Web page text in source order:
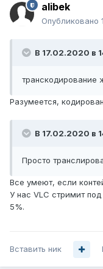
alibek
Опубликовано
В 17.02.2020 в
транскодирование
Разумеется,
В 17.02.2020 в
Просто
Все умеют, если
У нас VLC стримит
5%.
Вставить ник